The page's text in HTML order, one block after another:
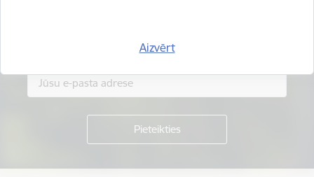
Aizvērt
Piesakies jaunumu saņemšanai savā e-pastā.